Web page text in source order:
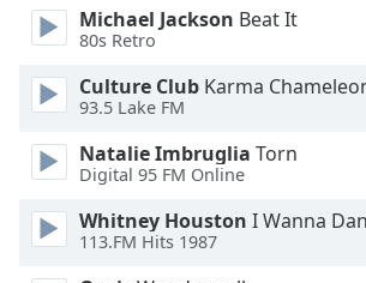
Size
Text
Edge
Style
Michael Jackson Beat It
80s Retro
Culture Club Karma
93.5 Lake FM
Natalie Imbruglia Torn
Digital 95 FM Online
Whitney Houston I Wanna
113.FM Hits 1987